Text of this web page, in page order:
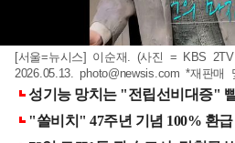
[서울=뉴시스] 이순재. (사진 = KBS
2026.05.13.photo@newsis.com *재판매